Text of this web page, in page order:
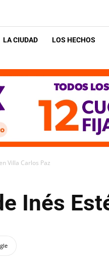
LA CIUDAD LOS HECHOS
Villa Carlos Paz
Inés